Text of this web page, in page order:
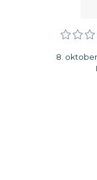
8. oktober